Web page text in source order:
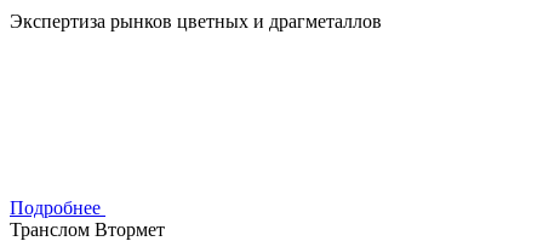
Экспертиза рынков цветных и драгметаллов
Подробнее
Транслом Втормет